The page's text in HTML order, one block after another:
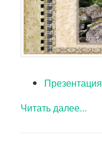
Презентация
Читать далее...